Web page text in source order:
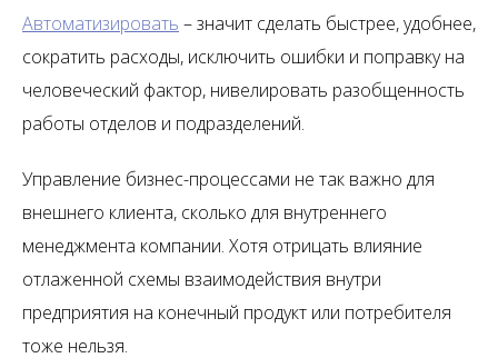
Автоматизировать – значит сделать быстрее, удобнее,
сократить расходы, исключить ошибки и поправку на
человеческий фактор, нивелировать разобщенность
работы отделов и подразделений.
Управление бизнес-процессами не так важно для
внешнего клиента, сколько для внутреннего
менеджмента компании. Хотя отрицать влияние
отлаженной схемы взаимодействия внутри
предприятия на конечный продукт или потребителя
тоже нельзя.